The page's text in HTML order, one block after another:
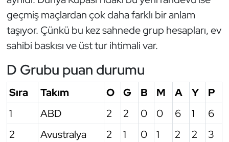
geçmiş maçlardan çok daha farklı bir anlam
taşıyor. Çünkü bu kez sahnede grup hesapları, ev
sahibi baskısı ve üst tur ihtimali var.
D Grubu puan durumu
Sıra Takım O G B M A Y
P
1
ABD 2 2 0 0 6 1
6
2
Avustralya 2 1 0 1 2 2
3